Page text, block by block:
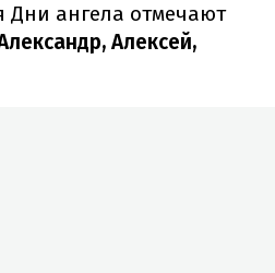
ангела отмечают
Алексей,